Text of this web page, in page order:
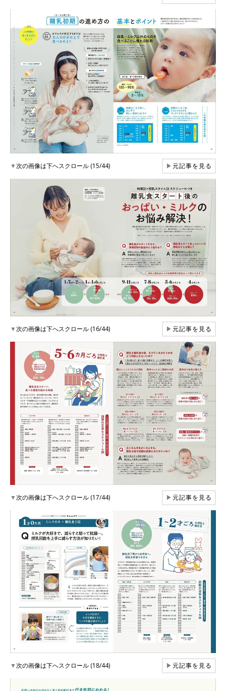
▼次の画像は下へスクロール (15/44) ▶元記事を見る
▼次の画像は下へスクロール (16/44) ▶元記事を見る
▼次の画像は下へスクロール (17/44) ▶元記事を見る
▼次の画像は下へスクロール (18/44) ▶元記事を見る